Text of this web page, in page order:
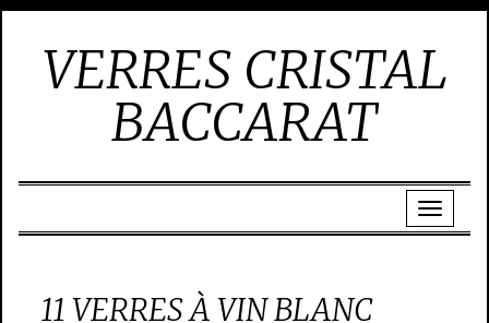
VERRES CRISTAL
BACCARAT
11 VERRES À VIN BLANC